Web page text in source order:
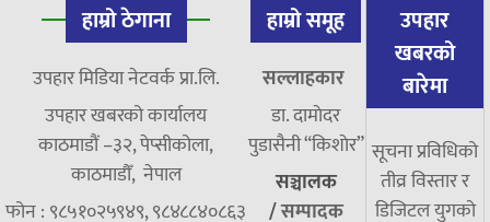
हाम्रो ठेगाना
उपहार मिडिया नेटवर्क प्रा.लि.
उपहार खबरको कार्यालय
काठमाडौं –३२, पेप्सीकोला,
काठमाडौँ, नेपाल
फोन : ९८५१०२५९४९, ९८४८८४०८६३
हाम्रो समूह
सल्लाहकार
डा. दामाेदर
पुडासैनी “किशाेर”
सञ्चालक
/सम्पादक
उपहार
खबरको
बारेमा
सूचना प्रविधिको
तीव्र विस्तार र
डिजिटल युगको